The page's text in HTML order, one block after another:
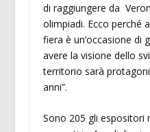
di raggiungere da
olimpiadi. Ecco perché
fiera è un’occasione di
avere la visione dello
territorio sarà
anni”.
Sono 205 gli espositori